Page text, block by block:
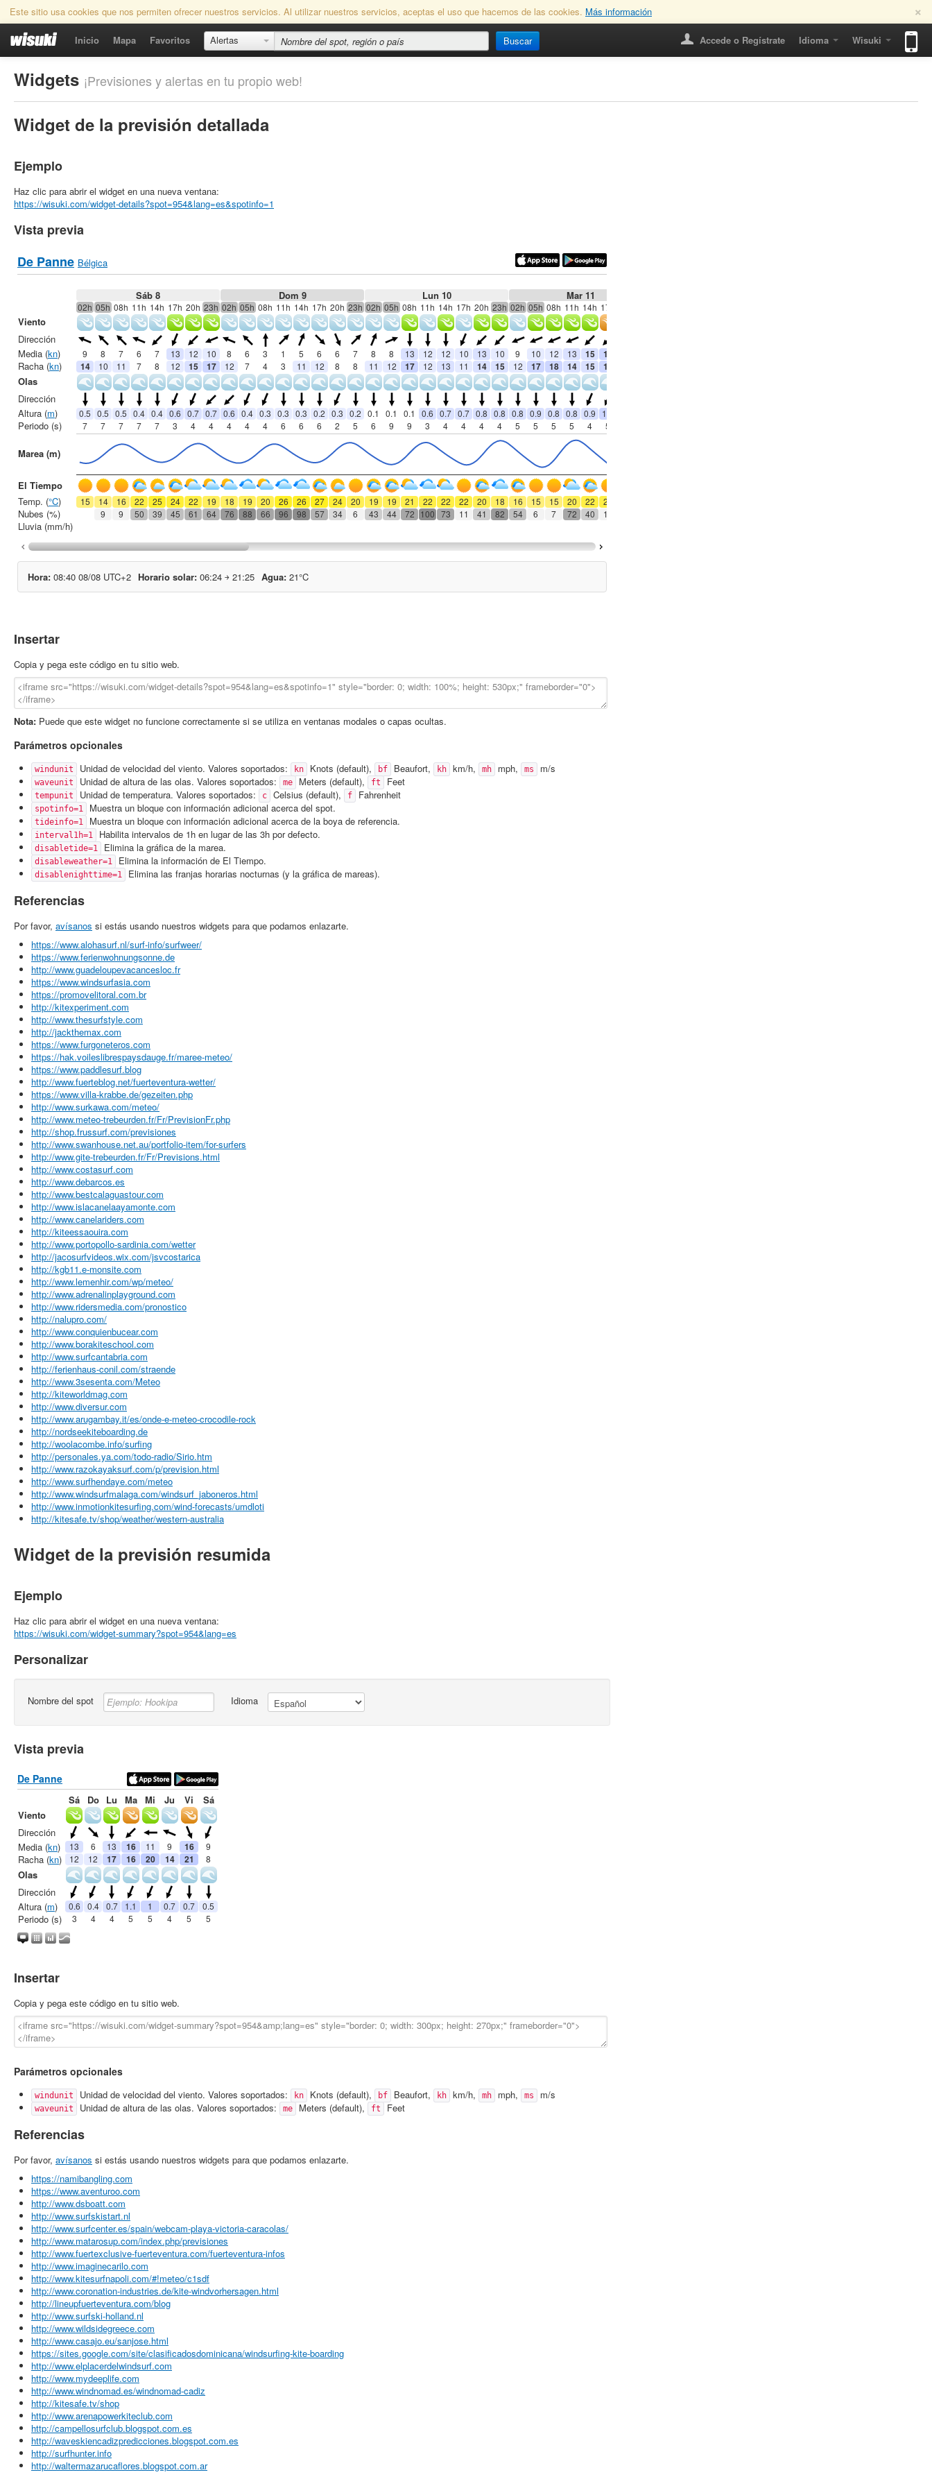
×
Este sitio usa cookies que nos permiten ofrecer nuestros servicios. Al utilizar nuestros servicios, aceptas el uso que hacemos de las cookies. Más información
Inicio Mapa Favoritos Alertas Buscar Accede o Regístrate Idioma Wisuki
Widgets ¡Previsiones y alertas en tu propio web!
Widget de la previsión detallada
Ejemplo
Haz clic para abrir el widget en una nueva ventana:
https://wisuki.com/widget-details?spot=954&lang=es&spotinfo=1
Vista previa
Insertar
Copia y pega este código en tu sitio web.
Nota: Puede que este widget no funcione correctamente si se utiliza en ventanas modales o capas ocultas.
Parámetros opcionales
windunit Unidad de velocidad del viento. Valores soportados: kn Knots (default), bf Beaufort, kh km/h, mh mph, ms m/s
waveunit Unidad de altura de las olas. Valores soportados: me Meters (default), ft Feet
tempunit Unidad de temperatura. Valores soportados: c Celsius (default), f Fahrenheit
spotinfo=1 Muestra un bloque con información adicional acerca del spot.
tideinfo=1 Muestra un bloque con información adicional acerca de la boya de referencia.
interval1h=1 Habilita intervalos de 1h en lugar de las 3h por defecto.
disabletide=1 Elimina la gráfica de la marea.
disableweather=1 Elimina la información de El Tiempo.
disablenighttime=1 Elimina las franjas horarias nocturnas (y la gráfica de mareas).
Referencias
Por favor, avísanos si estás usando nuestros widgets para que podamos enlazarte.
https://www.alohasurf.nl/surf-info/surfweer/
https://www.ferienwohnungsonne.de
http://www.guadeloupevacancesloc.fr
https://www.windsurfasia.com
https://promovelitoral.com.br
http://kitexperiment.com
http://www.thesurfstyle.com
http://jackthemax.com
https://www.furgoneteros.com
https://hak.voileslibrespaysdauge.fr/maree-meteo/
https://www.paddlesurf.blog
http://www.fuerteblog.net/fuerteventura-wetter/
https://www.villa-krabbe.de/gezeiten.php
http://www.surkawa.com/meteo/
http://www.meteo-trebeurden.fr/Fr/PrevisionFr.php
http://shop.frussurf.com/previsiones
http://www.swanhouse.net.au/portfolio-item/for-surfers
http://www.gite-trebeurden.fr/Fr/Previsions.html
http://www.costasurf.com
http://www.debarcos.es
http://www.bestcalaguastour.com
http://www.islacanelaayamonte.com
http://www.canelariders.com
http://kiteessaouira.com
http://www.portopollo-sardinia.com/wetter
http://jacosurfvideos.wix.com/jsvcostarica
http://kgb11.e-monsite.com
http://www.lemenhir.com/wp/meteo/
http://www.adrenalinplayground.com
http://www.ridersmedia.com/pronostico
http://nalupro.com/
http://www.conquienbucear.com
http://www.borakiteschool.com
http://www.surfcantabria.com
http://ferienhaus-conil.com/straende
http://www.3sesenta.com/Meteo
http://kiteworldmag.com
http://www.diversur.com
http://www.arugambay.it/es/onde-e-meteo-crocodile-rock
http://nordseekiteboarding.de
http://woolacombe.info/surfing
http://personales.ya.com/todo-radio/Sirio.htm
http://www.razokayaksurf.com/p/prevision.html
http://www.surfhendaye.com/meteo
http://www.windsurfmalaga.com/windsurf_jaboneros.html
http://www.inmotionkitesurfing.com/wind-forecasts/umdloti
http://kitesafe.tv/shop/weather/western-australia
Widget de la previsión resumida
Ejemplo
Haz clic para abrir el widget en una nueva ventana:
https://wisuki.com/widget-summary?spot=954&lang=es
Personalizar
Nombre del spot Idioma
Vista previa
Insertar
Copia y pega este código en tu sitio web.
Parámetros opcionales
windunit Unidad de velocidad del viento. Valores soportados: kn Knots (default), bf Beaufort, kh km/h, mh mph, ms m/s
waveunit Unidad de altura de las olas. Valores soportados: me Meters (default), ft Feet
Referencias
Por favor, avísanos si estás usando nuestros widgets para que podamos enlazarte.
https://namibangling.com
https://www.aventuroo.com
http://www.dsboatt.com
http://www.surfskistart.nl
http://www.surfcenter.es/spain/webcam-playa-victoria-caracolas/
http://www.matarosup.com/index.php/previsiones
http://www.fuertexclusive-fuerteventura.com/fuerteventura-infos
http://www.imaginecarilo.com
http://www.kitesurfnapoli.com/#!meteo/c1sdf
http://www.coronation-industries.de/kite-windvorhersagen.html
http://lineupfuerteventura.com/blog
http://www.surfski-holland.nl
http://www.wildsidegreece.com
http://www.casajo.eu/sanjose.html
https://sites.google.com/site/clasificadosdominicana/windsurfing-kite-boarding
http://www.elplacerdelwindsurf.com
http://www.mydeeplife.com
http://www.windnomad.es/windnomad-cadiz
http://kitesafe.tv/shop
http://www.arenapowerkiteclub.com
http://campellosurfclub.blogspot.com.es
http://waveskiencadizpredicciones.blogspot.com.es
http://surfhunter.info
http://waltermazarucaflores.blogspot.com.ar